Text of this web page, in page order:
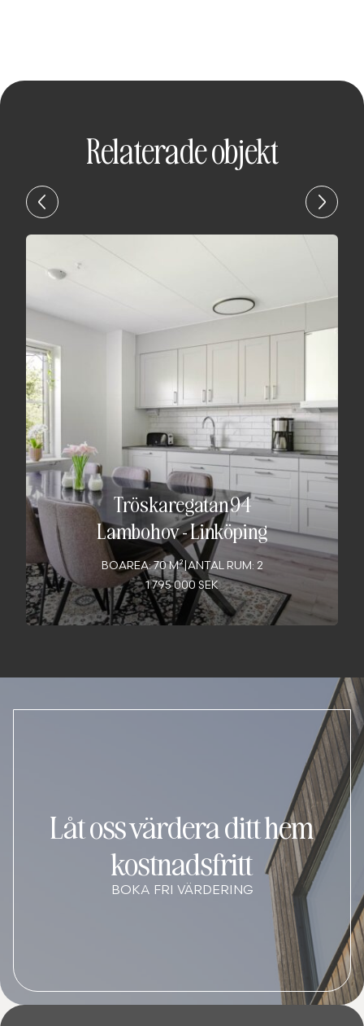
Relaterade objekt
Tröskaregatan 94
Lambohov-Linköping
BOAREA: 70 M²|ANTAL RUM: 2
1 795 000 SEK
Låt oss värdera ditt hem
kostnadsfritt
BOKA FRI VÄRDERING